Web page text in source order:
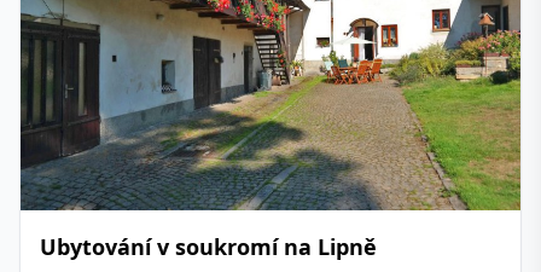
Ubytování v soukromí na Lipně